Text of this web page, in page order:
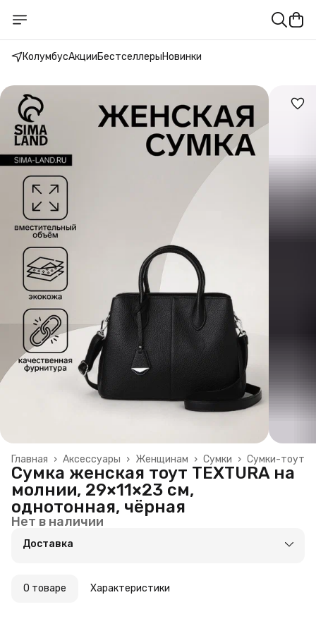
КолумбусАкцииБестселлерыНовинки
Сумки-тоут
Сумки ›
Женщинам ›
Аксессуары ›
Главная ›
Сумка женская тоут TEXTURA на
молнии, 29×11×23 см,
однотонная, чёрная
Нет в наличии
Доставка
О товаре Характеристики